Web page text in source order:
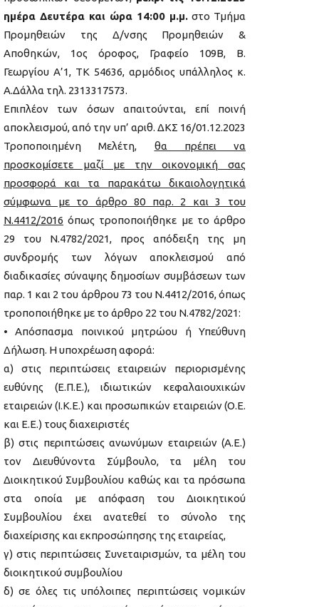
ημέρα Δευτέρα και ώρα 14:00 μ.μ. στο Τμήμα
Προμηθειών της Δ/νσης Προμηθειών &
Αποθηκών, 1ος όροφος, Γραφείο 109Β, Β.
Γεωργίου Α’1, ΤΚ 54636, αρμόδιος υπάλληλος κ.
Α.Δάλλα τηλ. 2313317573.
Επιπλέον των όσων απαιτούνται, επί ποινή
αποκλεισμού, από την υπ’ αριθ. ΔΚΣ 16/01.12.2023
Τροποποιημένη Μελέτη, θα πρέπει να
προσκομίσετε μαζί με την οικονομική σας
προσφορά και τα παρακάτω δικαιολογητικά
σύμφωνα με το άρθρο 80 παρ. 2 και 3 του
Ν.4412/2016 όπως τροποποιήθηκε με το άρθρο
29 του Ν.4782/2021, προς απόδειξη της μη
συνδρομής των λόγων αποκλεισμού από
διαδικασίες σύναψης δημοσίων συμβάσεων των
παρ. 1 και 2 του άρθρου 73 του Ν.4412/2016, όπως
τροποποιήθηκε με το άρθρο 22 του Ν.4782/2021:
• Απόσπασμα ποινικού μητρώου ή Υπεύθυνη
Δήλωση. Η υποχρέωση αφορά:
α) στις περιπτώσεις εταιρειών περιορισμένης
ευθύνης (Ε.Π.Ε.), ιδιωτικών κεφαλαιουχικών
εταιρειών (Ι.Κ.Ε.) και προσωπικών εταιρειών (Ο.Ε.
και Ε.Ε.) τους διαχειριστές
β) στις περιπτώσεις ανωνύμων εταιρειών (Α.Ε.)
τον Διευθύνοντα Σύμβουλο, τα μέλη του
Διοικητικού Συμβουλίου καθώς και τα πρόσωπα
στα οποία με απόφαση του Διοικητικού
Συμβουλίου έχει ανατεθεί το σύνολο της
διαχείρισης και εκπροσώπησης της εταιρείας,
γ) στις περιπτώσεις Συνεταιρισμών, τα μέλη του
διοικητικού συμβουλίου
δ) σε όλες τις υπόλοιπες περιπτώσεις νομικών